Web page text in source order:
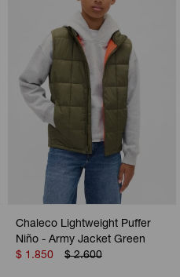
Chaleco Lightweight Puffer
Niño - Army Jacket Green
$ 1.850 $ 2.600